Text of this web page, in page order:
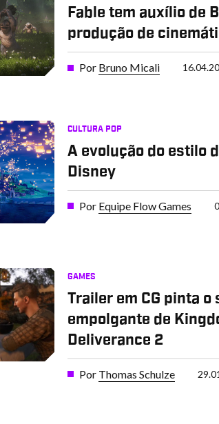
Fable tem auxílio de
produção de
Por Bruno Micali
CULTURA POP
A evolução do estilo
Disney
Por Equipe Flow Games
GAMES
Trailer em CG pinta o
empolgante de
Deliverance 2
Por Thomas Schulze